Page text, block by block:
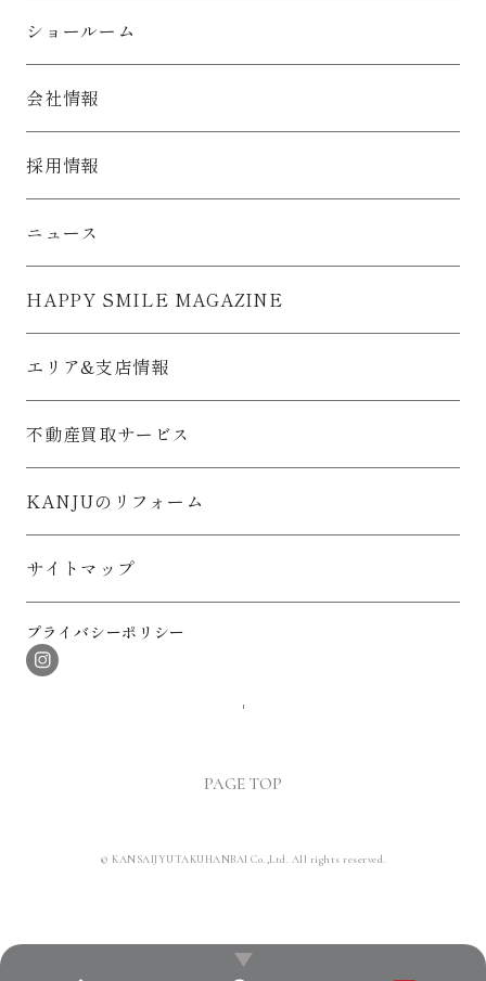
ショールーム
会社情報
採用情報
ニュース
HAPPY SMILE MAGAZINE
エリア&支店情報
不動産買取サービス
KANJUのリフォーム
サイトマップ
プライバシーポリシー
PAGE TOP
© KANSAIJYUTAKUHANBAI Co.,Ltd. All rights reserved.